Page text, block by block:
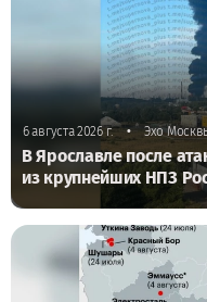
6 августа 2026 г. • Эхо
В Ярославле после
из крупнейших НПЗ